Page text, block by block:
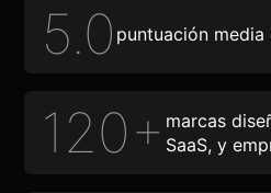
5.0 puntuación media
120+ marcas
SaaS, y